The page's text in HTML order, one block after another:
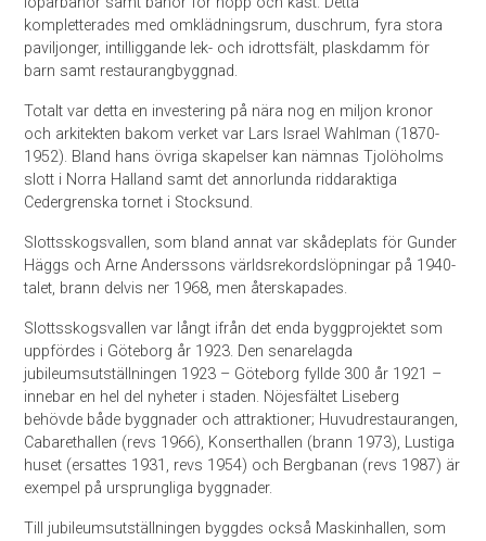
kompletterades med omklädningsrum, duschrum, fyra stora
paviljonger, intilliggande lek- och idrottsfält, plaskdamm för
barn samt restaurangbyggnad.
Totalt var detta en investering på nära nog en miljon kronor
och arkitekten bakom verket var Lars Israel Wahlman (1870-
1952). Bland hans övriga skapelser kan nämnas Tjolöholms
slott i Norra Halland samt det annorlunda riddaraktiga
Cedergrenska tornet i Stocksund.
Slottsskogsvallen, som bland annat var skådeplats för Gunder
Häggs och Arne Anderssons världsrekordslöpningar på 1940-
talet, brann delvis ner 1968, men återskapades.
Slottsskogsvallen var långt ifrån det enda byggprojektet som
uppfördes i Göteborg år 1923. Den senarelagda
jubileumsutställningen 1923 – Göteborg fyllde 300 år 1921 –
innebar en hel del nyheter i staden. Nöjesfältet Liseberg
behövde både byggnader och attraktioner; Huvudrestaurangen,
Cabarethallen (revs 1966), Konserthallen (brann 1973), Lustiga
huset (ersattes 1931, revs 1954) och Bergbanan (revs 1987) är
exempel på ursprungliga byggnader.
Till jubileumsutställningen byggdes också Maskinhallen, som